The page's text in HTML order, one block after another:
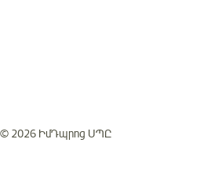
© 2026 ԻմԴպրոց ՍՊԸ